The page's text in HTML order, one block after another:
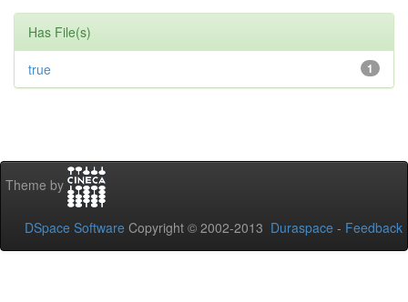
Has File(s)
1
true
Theme by
DSpace Software Copyright © 2002-2013 Duraspace - Feedback